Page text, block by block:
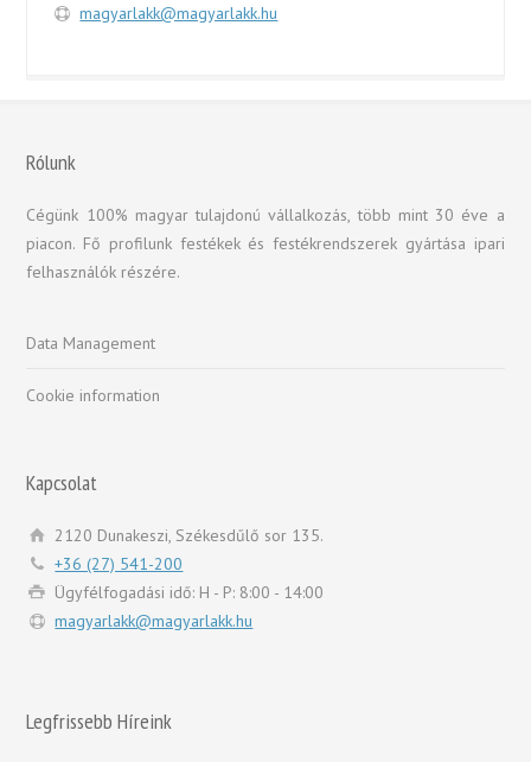
magyarlakk@magyarlakk.hu
Rólunk
Cégünk 100% magyar tulajdonú vállalkozás, több mint 30 éve a
piacon. Fő profilunk festékek és festékrendszerek gyártása ipari
felhasználók részére.
Data Management
Cookie information
Kapcsolat
2120 Dunakeszi, Székesdűlő sor 135.
+36 (27) 541-200
Ügyfélfogadási idő: H - P: 8:00 - 14:00
magyarlakk@magyarlakk.hu
Legfrissebb Híreink